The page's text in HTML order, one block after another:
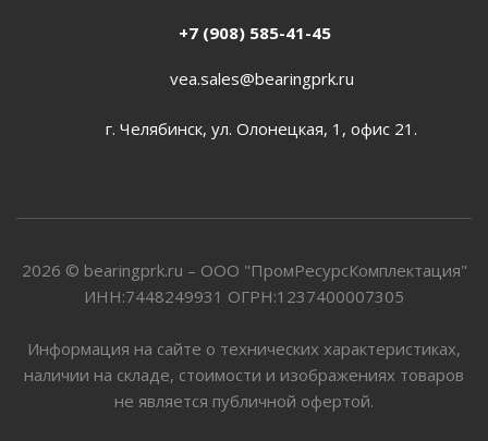
+7 (908) 585-41-45
vea.sales@bearingprk.ru
г. Челябинск, ул. Олонецкая, 1, офис 21.
2026 © bearingprk.ru – ООО "ПромРесурсКомплектация"
ИНН:7448249931 ОГРН:1237400007305
Информация на сайте о технических характеристиках,
наличии на складе, стоимости и изображениях товаров
не является публичной офертой.